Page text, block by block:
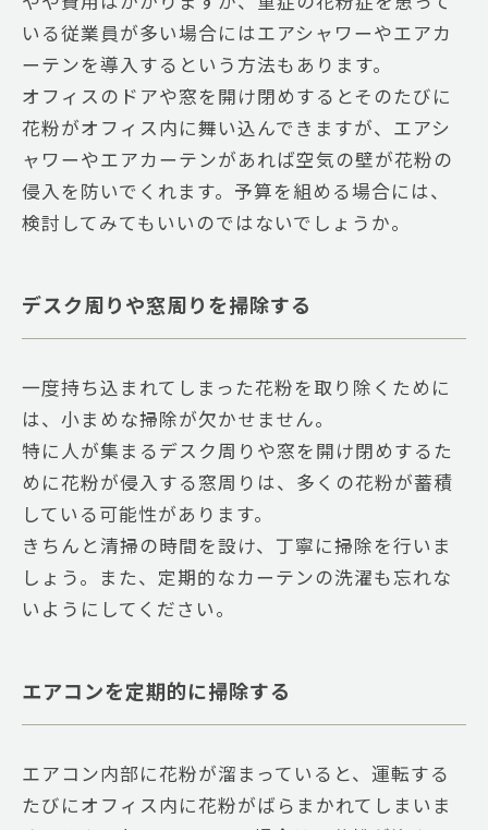
いる従業員が多い場合にはエアシャワーやエアカ
ーテンを導入するという方法もあります。
オフィスのドアや窓を開け閉めするとそのたびに
花粉がオフィス内に舞い込んできますが、エアシ
ャワーやエアカーテンがあれば空気の壁が花粉の
侵入を防いでくれます。予算を組める場合には、
検討してみてもいいのではないでしょうか。
デスク周りや窓周りを掃除する
一度持ち込まれてしまった花粉を取り除くために
は、小まめな掃除が欠かせません。
特に人が集まるデスク周りや窓を開け閉めするた
めに花粉が侵入する窓周りは、多くの花粉が蓄積
している可能性があります。
きちんと清掃の時間を設け、丁寧に掃除を行いま
しょう。また、定期的なカーテンの洗濯も忘れな
いようにしてください。
エアコンを定期的に掃除する
エアコン内部に花粉が溜まっていると、運転する
たびにオフィス内に花粉がばらまかれてしまいま